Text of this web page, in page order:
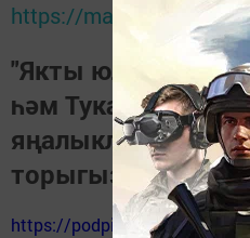
https://max.ru/tatmedia
"Якты юл"
һәм Тукай
яңалыкларны,
торыгыз
https://podpiska.pochta.ru/